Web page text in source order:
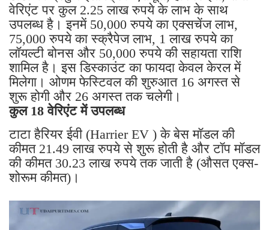
वेरिएंट पर कुल 2.25 लाख रुपये के लाभ के साथ
उपलब्ध है। इनमें 50,000 रुपये का एक्सचेंज लाभ,
75,000 रुपये का स्क्रैपेज लाभ, 1 लाख रुपये का
लॉयल्टी बोनस और 50,000 रुपये की सहायता राशि
शामिल है। इस डिस्काउंट का फायदा केवल केरल में
मिलेगा। ओणम फेस्टिवल की शुरुआत 16 अगस्त से
शुरू होगी और 26 अगस्त तक चलेगी।
कुल 18 वेरिएंट में उपलब्ध
टाटा हैरियर ईवी (Harrier EV ) के बेस मॉडल की
कीमत 21.49 लाख रुपये से शुरू होती है और टॉप मॉडल
की कीमत 30.23 लाख रुपये तक जाती है (औसत एक्स-
शोरूम कीमत)।